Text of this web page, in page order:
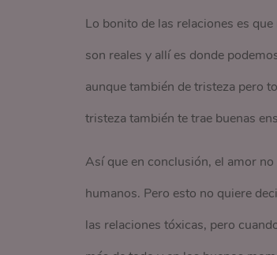
Lo bonito de las relaciones es
son reales y allí es donde
aunque también de tristeza pero
tristeza también te trae buenas
Así que en conclusión, el amor
humanos. Pero esto no quiere
las relaciones tóxicas, pero